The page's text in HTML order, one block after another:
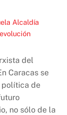
Alcaldía
del
Caracas se
política de
no sólo de la